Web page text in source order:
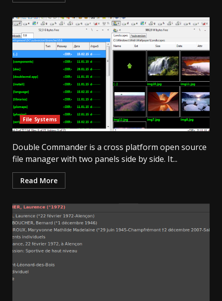
File Systems
Double Commander is a cross platform open source
file manager with two panels side by side. It...
Read More